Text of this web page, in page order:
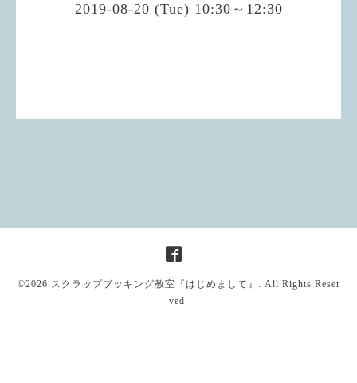
2019-08-20 (Tue) 10:30～12:30
©2026 スクラップブッキング教室『はじめまして』
. All Rights Reser
ved.